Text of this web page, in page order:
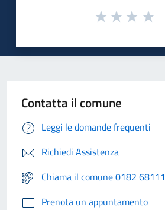
Contatta il comune
Leggi le domande frequenti
Richiedi Assistenza
Chiama il comune 0182 68111
Prenota un appuntamento